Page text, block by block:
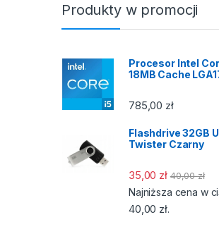
Produkty w promocji
Procesor Intel
18MB Cache
785,00 zł
Flashdrive 32GB
Twister Czarny
35,00 zł 40,00zł
Najniższa cena w
40,00 zł.